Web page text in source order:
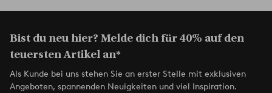
Bist du neu hier? Melde dich für 40% auf den
teuersten Artikel an*
Als Kunde bei uns stehen Sie an erster Stelle mit exklusiven
Angeboten, spannenden Neuigkeiten und viel Inspiration.